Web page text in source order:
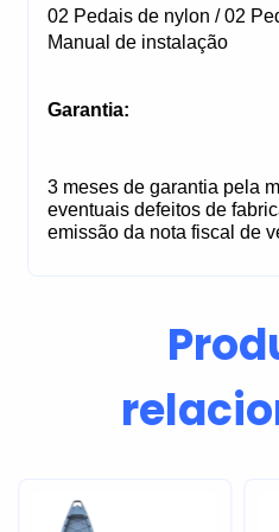
02 Pedais de nylon / 02
Manual de instalação
Garantia:
3 meses de garantia pela
eventuais defeitos de
emissão da nota fiscal de